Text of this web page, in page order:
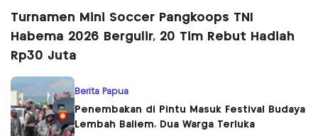
Turnamen Mini Soccer Pangkoops TNI
Habema 2026 Bergulir, 20 Tim Rebut Hadiah
Rp30 Juta
Berita Papua
Penembakan di Pintu Masuk Festival Budaya
Lembah Baliem, Dua Warga Terluka